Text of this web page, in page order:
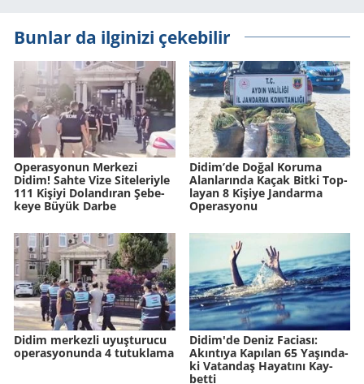
Bunlar da ilginizi çekebilir
Ope­ras­yo­nun Mer­ke­zi
Didim! Sahte Vize Si­te­le­riy­le
111 Ki­şi­yi Do­lan­dı­ran Şe­be­
ke­ye Büyük Darbe
Didim’de Doğal Ko­ru­ma
Alan­la­rın­da Kaçak Bitki Top­
la­yan 8 Ki­şi­ye Jan­dar­ma
Ope­ras­yo­nu
Didim merkezli uyuşturucu
operasyonunda 4 tutuklama
Didim'de Deniz Fa­ci­ası:
Akın­tı­ya Ka­pı­lan 65 Ya­şın­da­
ki Va­tan­daş Ha­ya­tı­nı Kay­
bet­ti